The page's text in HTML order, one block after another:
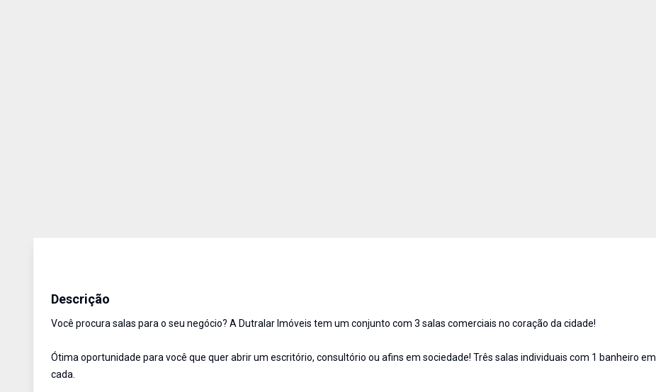
Descrição
Você procura salas para o seu negócio? A Dutralar Imóveis tem um conjunto com 3 salas comerciais no coração da cidade!
Ótima oportunidade para você que quer abrir um escritório, consultório ou afins em sociedade! Três salas individuais com 1 banheiro em
cada.